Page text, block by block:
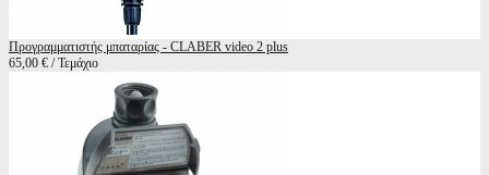
Προγραμματιστής μπαταρίας - CLABER video 2 plus
65,00 € / Τεμάχιο